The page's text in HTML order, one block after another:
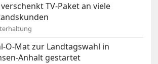
TV-Paket an viele
O-Mat zur Landtagswahl in
Anhalt gestartet